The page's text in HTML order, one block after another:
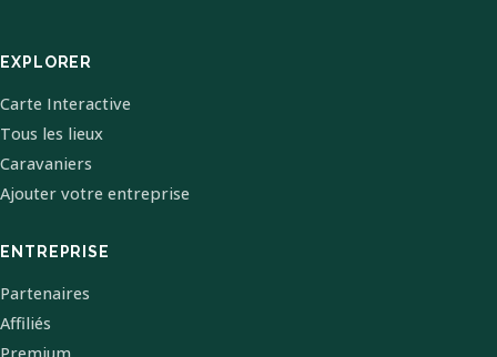
EXPLORER
Carte Interactive
Tous les lieux
Caravaniers
Ajouter votre entreprise
ENTREPRISE
Partenaires
Affiliés